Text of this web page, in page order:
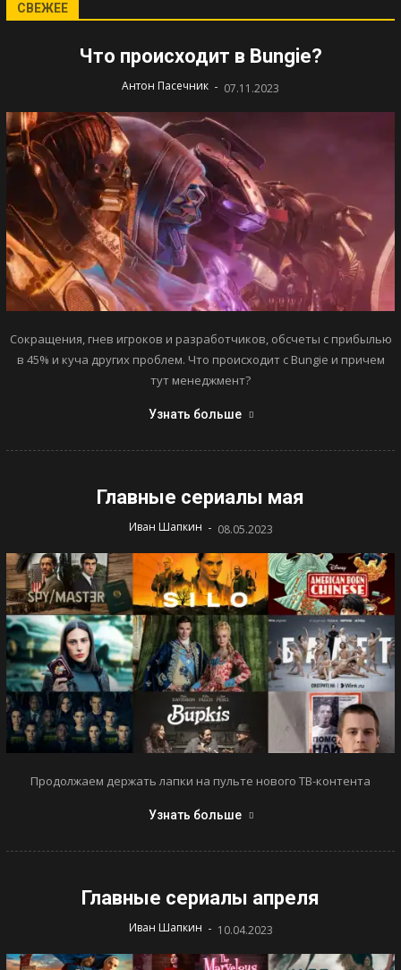
СВЕЖЕЕ
Что происходит в Bungie?
Антон Пасечник - 07.11.2023
Сокращения, гнев игроков и разработчиков, обсчеты с прибылью
в 45% и куча других проблем. Что происходит с Bungie и причем
тут менеджмент?
Узнать больше
Главные сериалы мая
Иван Шапкин - 08.05.2023
Продолжаем держать лапки на пульте нового ТВ-контента
Узнать больше
Главные сериалы апреля
Иван Шапкин - 10.04.2023